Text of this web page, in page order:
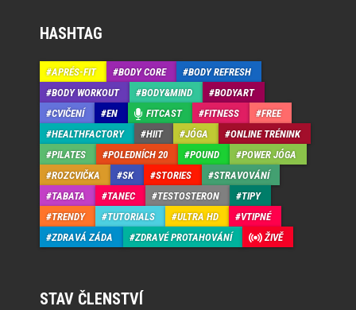
HASHTAG
APRÉS-FIT BODY CORE
BODY REFRESH
BODY WORKOUT
BODY&MIND
BODYART
CVIČENÍ
EN FITCAST FITNESS
FREE
HEALTHFACTORY
HIIT JÓGA
ONLINE TRÉNINK
PILATES
POLEDNÍCH 20 POUND
POWER JÓGA
ROZCVIČKA
SK STORIES
STRAVOVÁNÍ
TABATA
TANEC TESTOSTERON
TIPY
TRENDY
TUTORIALS ULTRA HD
VTIPNÉ
ZDRAVÁ ZÁDA
ZDRAVÉ PROTAHOVÁNÍ ŽIVĚ
STAV ČLENSTVÍ